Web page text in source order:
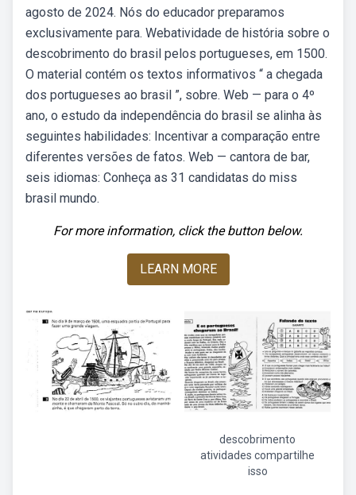
agosto de 2024. Nós do educador preparamos
exclusivamente para. Webatividade de história sobre o
descobrimento do brasil pelos portugueses, em 1500.
O material contém os textos informativos “ a chegada
dos portugueses ao brasil ”, sobre. Web — para o 4º
ano, o estudo da independência do brasil se alinha às
seguintes habilidades: Incentivar a comparação entre
diferentes versões de fatos. Web — cantora de bar,
seis idiomas: Conheça as 31 candidatas do miss
brasil mundo.
For more information, click the button below.
LEARN MORE
descobrimento
atividades compartilhe
isso